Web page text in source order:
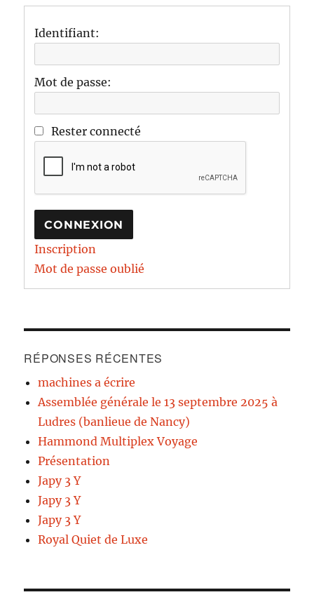
Identifiant:
Mot de passe:
Rester connecté
CONNEXION
Inscription
Mot de passe oublié
RÉPONSES RÉCENTES
machines a écrire
Assemblée générale le 13 septembre 2025 à
Ludres (banlieue de Nancy)
Hammond Multiplex Voyage
Présentation
Japy 3 Y
Japy 3 Y
Japy 3 Y
Royal Quiet de Luxe